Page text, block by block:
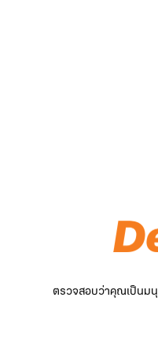
ตรวจสอบว่าคุณเป็นมนุ